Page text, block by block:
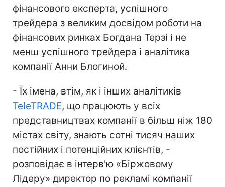
фінансового експерта, успішного
трейдера з великим досвідом роботи на
фінансових ринках Богдана Терзі і не
менш успішного трейдера і аналітика
компанії Анни Блогиной.
- Їх імена, втім, як і інших аналітиків
TeleTRADE, що працюють у всіх
представництвах компанії в більш ніж 180
містах світу, знають сотні тисяч наших
постійних і потенційних клієнтів, -
розповідає в інтерв'ю «Біржовому
Лідеру» директор по рекламі компанії